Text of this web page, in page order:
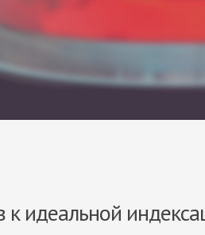
к идеальной